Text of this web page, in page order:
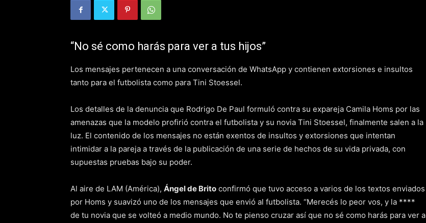
“No sé como harás para ver a tus hijos”
Los mensajes pertenecen a una conversación de WhatsApp y contienen extorsiones e insultos
tanto para el futbolista como para Tini Stoessel.
Los detalles de la denuncia que Rodrigo De Paul formuló contra su expareja Camila Homs por las
amenazas que la modelo profirió contra el futbolista y su novia Tini Stoessel, finalmente salen a la
luz. El contenido de los mensajes no están exentos de insultos y extorsiones que intentan
intimidar a la pareja a través de la publicación de una serie de hechos de su vida privada, con
supuestas pruebas bajo su poder.
Al aire de LAM (América), Ángel de Brito confirmó que tuvo acceso a varios de los textos enviados
por Homs y suavizó uno de los mensajes que envió al futbolista. “Merecés lo peor vos, y la ****
de tu novia que se volteó a medio mundo. No te pienso cruzar así que no sé como harás para ver a